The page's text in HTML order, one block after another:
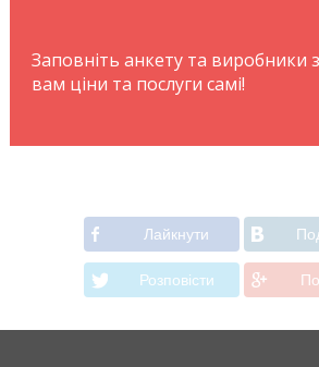
Заповніть анкету та виробники
вам ціни та послуги самі!
Лайкнути
Розповiсти